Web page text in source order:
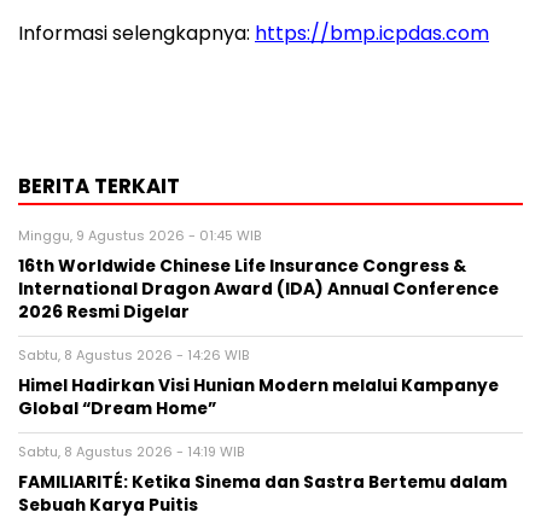
Informasi selengkapnya: https://bmp.icpdas.com
BERITA TERKAIT
Minggu, 9 Agustus 2026 - 01:45 WIB
16th Worldwide Chinese Life Insurance Congress &
International Dragon Award (IDA) Annual Conference
2026 Resmi Digelar
Sabtu, 8 Agustus 2026 - 14:26 WIB
Himel Hadirkan Visi Hunian Modern melalui Kampanye
Global “Dream Home”
Sabtu, 8 Agustus 2026 - 14:19 WIB
FAMILIARITÉ: Ketika Sinema dan Sastra Bertemu dalam
Sebuah Karya Puitis